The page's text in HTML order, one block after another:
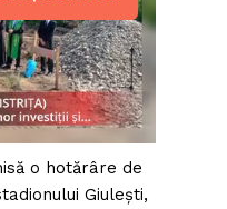
o hotărâre de
Giulești,